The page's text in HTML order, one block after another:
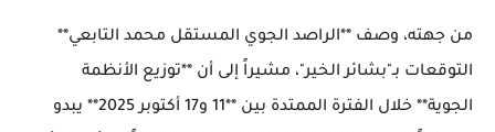
من جهته، وصف **الراصد الجوي المستقل محمد التابعي**
التوقعات بـ"بشائر الخير"، مشيراً إلى أن **توزيع الأنظمة
الجوية** خلال الفترة الممتدة بين **11 و17 أكتوبر 2025** يبدو